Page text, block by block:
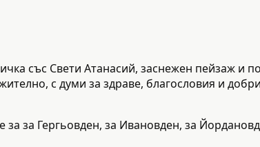
със Свети Атанасий, заснежен пейзаж и
с думи за здраве, благословия и
за Гергьовден, за Ивановден, за